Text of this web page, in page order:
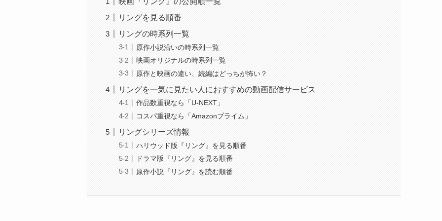
リングを見る順番
リングの時系列一覧
原作小説沿いの時系列一覧
映画オリジナルの時系列一覧
原作と映画の違い、続編はどっちが怖い？
リングを一気に見たい人におすすめの動画配信サービス
作品数重視なら「U-NEXT」
コスパ重視なら「Amazonプライム」
リングシリーズ情報
ハリウッド版『リング』を見る順番
ドラマ版『リング』を見る順番
原作小説『リング』を読む順番